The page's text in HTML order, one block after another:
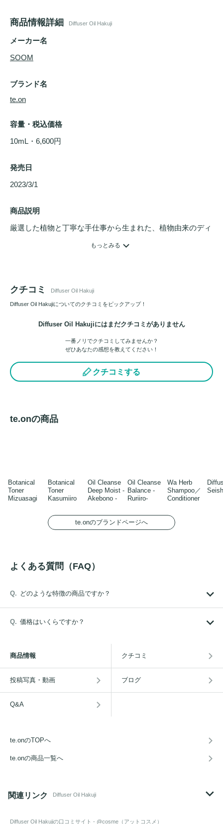
商品情報詳細 Diffuser Oil Hakuji
メーカー名
SOOM
ブランド名
te.on
容量・税込価格
10mL・6,600円
発売日
2023/3/1
商品説明
厳選した植物と丁寧な手仕事から生まれた、植物由来のディ
みずみずしい芳醇な甘さの奥にジャスミンとラベンダーの優
美な芳香。
もっとみる
クチコミ Diffuser Oil Hakuji
Diffuser Oil Hakujiについてのクチコミをピックアップ！
Diffuser Oil Hakujiにはまだクチコミがありません
一番ノリでクチコミしてみませんか？
ぜひあなたの感想を教えてください！
クチコミする
te.onの商品
Botanical
Toner
Mizuasagi
Botanical
Toner
Kasumiiro
Oil Cleanse
Deep Moist -
Akebono -
Oil Cleanse
Balance -
Ruriiro-
Wa Herb
Shampoo／
Conditioner
te.onのブランドページへ
よくある質問（FAQ）
どのような特徴の商品ですか？
価格はいくらですか？
商品情報 クチコミ
投稿写真・動画 ブログ
Q&A
te.onのTOPへ
te.onの商品一覧へ
関連リンク Diffuser Oil Hakuji
Diffuser Oil Hakujiの口コミサイト - @cosme（アットコスメ）